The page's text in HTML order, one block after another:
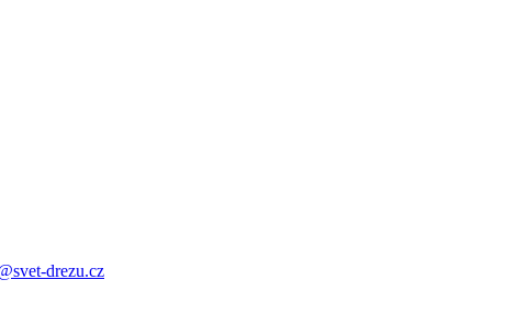
drezu.cz